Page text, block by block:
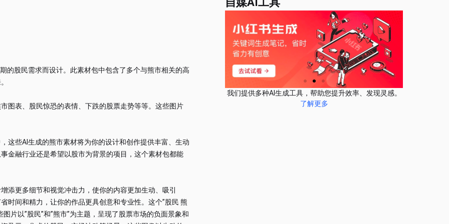
的股民需求而设计。此素材包中包含了多个与熊市相关的高
图表、股民惊恐的表情、下跌的股票走势等等。这些图片
这些AI生成的熊市素材将为你的设计和创作提供丰富、生动
金融行业还是希望以股市为背景的项目，这个素材包都能
添更多细节和视觉冲击力，使你的内容更加生动、吸引
时间和精力，让你的作品更具创意和专业性。这个”股民 熊
片以”股民”和”熊市”为主题，呈现了股票市场的负面景象和
我们提供多种AI生成工具，帮助您提升效率、发现灵感。
了解更多